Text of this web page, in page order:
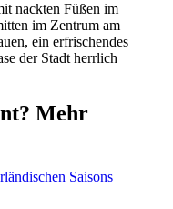
nackten Füßen im
im Zentrum am
ein erfrischendes
der Stadt herrlich
Mehr
Saisons